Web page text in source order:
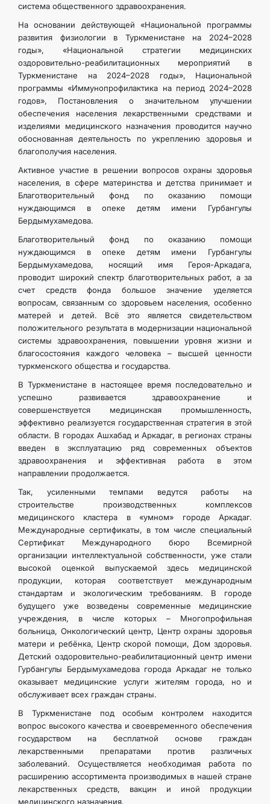
система общественного здравоохранения.
На основании действующей «Национальной программы
развития физиологии в Туркменистане на 2024–2028
годы», «Национальной стратегии медицинских
оздоровительно-реабилитационных мероприятий в
Туркменистане на 2024–2028 годы», Национальной
программы «Иммунопрофилактика на период 2024–2028
годов», Постановления о значительном улучшении
обеспечения населения лекарственными средствами и
изделиями медицинского назначения проводится научно
обоснованная деятельность по укреплению здоровья и
благополучия населения.
Активное участие в решении вопросов охраны здоровья
населения, в сфере материнства и детства принимает и
Благотворительный фонд по оказанию помощи
нуждающимся в опеке детям имени Гурбангулы
Бердымухамедова.
Благотворительный фонд по оказанию помощи
нуждающимся в опеке детям имени Гурбангулы
Бердымухамедова, носящий имя Героя-Аркадага,
проводит широкий спектр благотворительных работ, а за
счет средств фонда большое значение уделяется
вопросам, связанным со здоровьем населения, особенно
матерей и детей. Всё это является свидетельством
положительного результата в модернизации национальной
системы здравоохранения, повышении уровня жизни и
благосостояния каждого человека – высшей ценности
туркменского общества и государства.
В Туркменистане в настоящее время последовательно и
успешно развивается здравоохранение и
совершенствуется медицинская промышленность,
эффективно реализуется государственная стратегия в этой
области. В городах Ашхабад и Аркадаг, в регионах страны
введен в эксплуатацию ряд современных объектов
здравоохранения и эффективная работа в этом
направлении продолжается.
Так, усиленными темпами ведутся работы на
строительстве производственных комплексов
медицинского кластера в «умном» городе Аркадаг.
Международные сертификаты, в том числе специальный
Сертификат Международного бюро Всемирной
организации интеллектуальной собственности, уже стали
высокой оценкой выпускаемой здесь медицинской
продукции, которая соответствует международным
стандартам и экологическим требованиям. В городе
будущего уже возведены современные медицинские
учреждения, в числе которых – Многопрофильная
больница, Онкологический центр, Центр охраны здоровья
матери и ребёнка, Центр скорой помощи, Дом здоровья.
Детский оздоровительно-реабилитационный центр имени
Гурбангулы Бердымухамедова города Аркадаг не только
оказывает медицинские услуги жителям города, но и
обслуживает всех граждан страны.
В Туркменистане под особым контролем находится
вопрос высокого качества и своевременного обеспечения
государством на бесплатной основе граждан
лекарственными препаратами против различных
заболеваний. Осуществляется необходимая работа по
расширению ассортимента производимых в нашей стране
лекарственных средств, вакцин и иной продукции
медицинского назначения.